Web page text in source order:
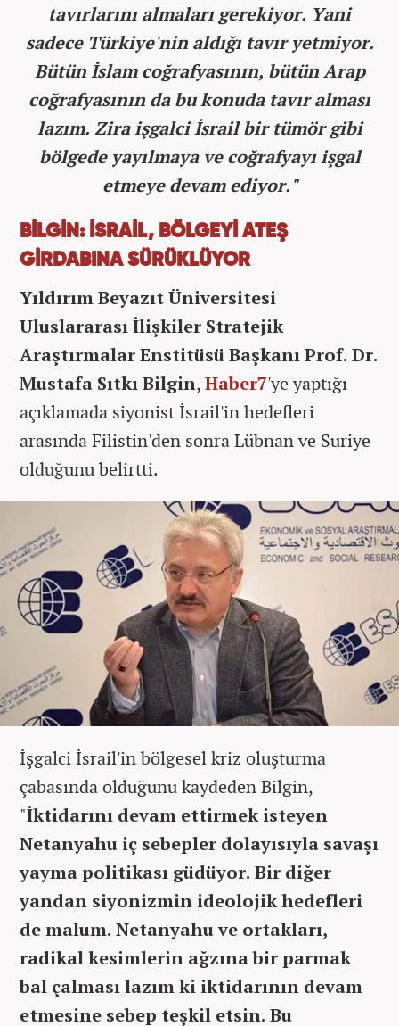
tavırlarını almaları gerekiyor. Yani
sadece Türkiye'nin aldığı tavır yetmiyor.
Bütün İslam coğrafyasının, bütün Arap
coğrafyasının da bu konuda tavır alması
lazım. Zira işgalci İsrail bir tümör gibi
bölgede yayılmaya ve coğrafyayı işgal
etmeye devam ediyor."
BİLGİN: İSRAİL, BÖLGEYİ ATEŞ
GİRDABINA SÜRÜKLÜYOR
Yıldırım Beyazıt Üniversitesi
Uluslararası İlişkiler Stratejik
Araştırmalar Enstitüsü Başkanı Prof. Dr.
Mustafa Sıtkı Bilgin,Haber7'ye yaptığı
açıklamada siyonist İsrail'in hedefleri
arasında Filistin'den sonra Lübnan ve Suriye
olduğunu belirtti.
İşgalci İsrail'in bölgesel kriz oluşturma
çabasında olduğunu kaydeden Bilgin,
"İktidarını devam ettirmek isteyen
Netanyahu iç sebepler dolayısıyla savaşı
yayma politikası güdüyor. Bir diğer
yandan siyonizmin ideolojik hedefleri
de malum. Netanyahu ve ortakları,
radikal kesimlerin ağzına bir parmak
bal çalması lazım ki iktidarının devam
etmesine sebep teşkil etsin. Bu